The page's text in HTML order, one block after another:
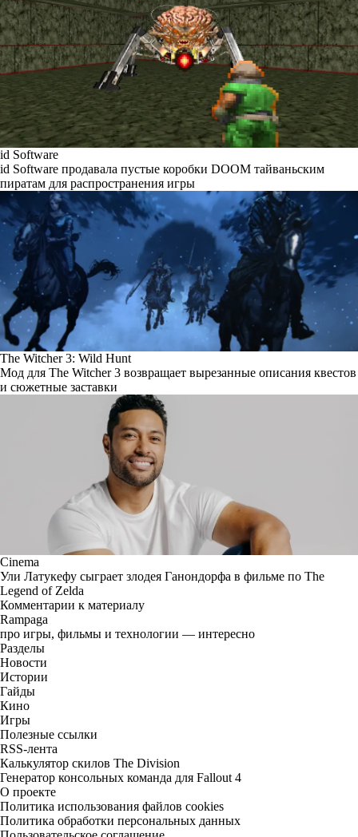
id Software
id Software продавала пустые коробки DOOM тайваньским
пиратам для распространения игры
The Witcher 3: Wild Hunt
Мод для The Witcher 3 возвращает вырезанные описания квестов
и сюжетные заставки
Cinema
Ули Латукефу сыграет злодея Ганондорфа в фильме по The
Legend of Zelda
Комментарии к материалу
Rampaga
про игры, фильмы и технологии — интересно
Разделы
Новости
Истории
Гайды
Кино
Игры
Полезные ссылки
RSS-лента
Калькулятор скилов The Division
Генератор консольных команда для Fallout 4
О проекте
Политика использования файлов cookies
Политика обработки персональных данных